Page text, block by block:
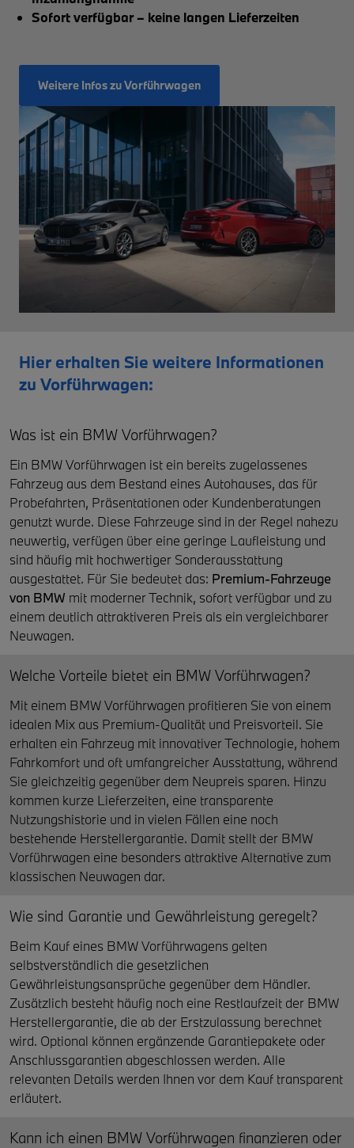
Sofort verfügbar – keine langen Lieferzeiten
Weitere Infos zu Vorführwagen
Hier erhalten Sie weitere Informationen
zu Vorführwagen:
Was ist ein BMW Vorführwagen?
Ein BMW Vorführwagen ist ein bereits zugelassenes
Fahrzeug aus dem Bestand eines Autohauses, das für
Probefahrten, Präsentationen oder Kundenberatungen
genutzt wurde. Diese Fahrzeuge sind in der Regel nahezu
neuwertig, verfügen über eine geringe Laufleistung und
sind häufig mit hochwertiger Sonderausstattung
ausgestattet. Für Sie bedeutet das: Premium-Fahrzeuge
von BMW mit moderner Technik, sofort verfügbar und zu
einem deutlich attraktiveren Preis als ein vergleichbarer
Neuwagen.
Welche Vorteile bietet ein BMW Vorführwagen?
Mit einem BMW Vorführwagen profitieren Sie von einem
idealen Mix aus Premium-Qualität und Preisvorteil. Sie
erhalten ein Fahrzeug mit innovativer Technologie, hohem
Fahrkomfort und oft umfangreicher Ausstattung, während
Sie gleichzeitig gegenüber dem Neupreis sparen. Hinzu
kommen kurze Lieferzeiten, eine transparente
Nutzungshistorie und in vielen Fällen eine noch
bestehende Herstellergarantie. Damit stellt der BMW
Vorführwagen eine besonders attraktive Alternative zum
klassischen Neuwagen dar.
Wie sind Garantie und Gewährleistung geregelt?
Beim Kauf eines BMW Vorführwagens gelten
selbstverständlich die gesetzlichen
Gewährleistungsansprüche gegenüber dem Händler.
Zusätzlich besteht häufig noch eine Restlaufzeit der BMW
Herstellergarantie, die ab der Erstzulassung berechnet
wird. Optional können ergänzende Garantiepakete oder
Anschlussgarantien abgeschlossen werden. Alle
relevanten Details werden Ihnen vor dem Kauf transparent
erläutert.
Kann ich einen BMW Vorführwagen finanzieren oder